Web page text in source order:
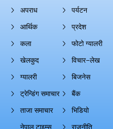
अपराध
आर्थिक
कला
खेलकुद
ग्यालरी
ट्रेन्डिंग समाचार
ताजा समाचार
नेपाल टाइम्स
पर्यटन
प्रदेश
फोटो ग्यालरी
विचार–लेख
बिजनेस
बैंक
भिडियो
राजनीति